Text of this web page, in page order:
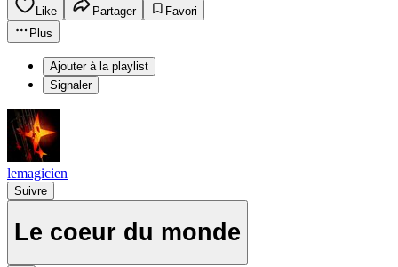
Like Partager
Favori
Plus
Ajouter à la playlist
Signaler
lemagicien
Suivre
Le coeur du monde